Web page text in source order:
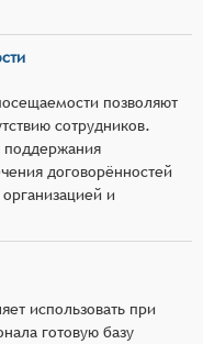
позволяют
сотрудников.
договорённостей
и
использовать при
готовую базу